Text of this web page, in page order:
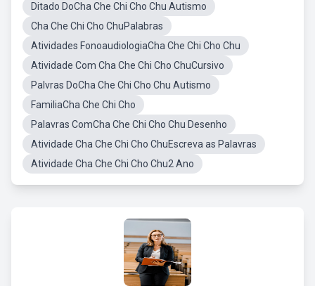
Ditado DoCha Che Chi Cho Chu Autismo
Cha Che Chi Cho ChuPalabras
Atividades FonoaudiologiaCha Che Chi Cho Chu
Atividade Com Cha Che Chi Cho ChuCursivo
Palvras DoCha Che Chi Cho Chu Autismo
FamiliaCha Che Chi Cho
Palavras ComCha Che Chi Cho Chu Desenho
Atividade Cha Che Chi Cho ChuEscreva as Palavras
Atividade Cha Che Chi Cho Chu2 Ano